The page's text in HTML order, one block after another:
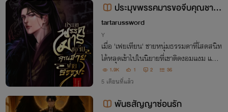
ประมุขพรรคมารขอจีบคุณชาย
ฝ่ายธรรมะ
tartarussword
Y
เมื่อ 'เฟยเทียน' ชายหนุ่มธรรมดาที่โสดสนิท
ได้หลุดเข้าไปในนิยายที่เขาติดงอมแงม และไ
ด้เจอ'เซียวเฟิง' ที่เขาหลงรัก แต่จะจีบได้ยังไง
ล่ะในเมื่อเขาดันได้ร่างประมุขพรรคมารผู้ซึ่งเ
1.9K 1 2 36
5 เดือนที่แล้ว
พันธสัญญาซ่อนรัก